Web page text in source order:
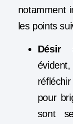
notamment
les points
Désir
pour
sont